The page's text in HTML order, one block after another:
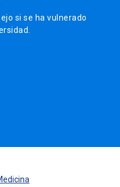
si se ha vulnerado